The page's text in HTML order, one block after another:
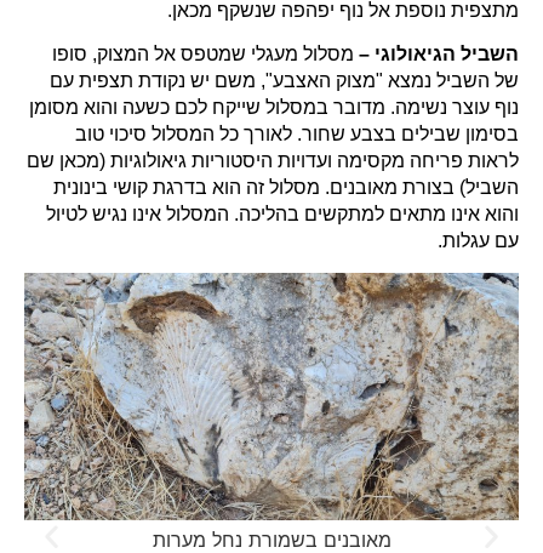
מתצפית נוספת אל נוף יפהפה שנשקף מכאן.
השביל הגיאולוגי – מסלול מעגלי שמטפס אל המצוק, סופו
של השביל נמצא "מצוק האצבע", משם יש נקודת תצפית עם
נוף עוצר נשימה. מדובר במסלול שייקח לכם כשעה והוא מסומן
בסימון שבילים בצבע שחור. לאורך כל המסלול סיכוי טוב
לראות פריחה מקסימה ועדויות היסטוריות גיאולוגיות (מכאן שם
השביל) בצורת מאובנים. מסלול זה הוא בדרגת קושי בינונית
והוא אינו מתאים למתקשים בהליכה. המסלול אינו נגיש לטיול
עם עגלות.
מאובנים בשמורת נחל מערות